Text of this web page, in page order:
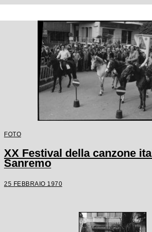
FOTO
XX Festival della canzone
Sanremo
25 FEBBRAIO 1970